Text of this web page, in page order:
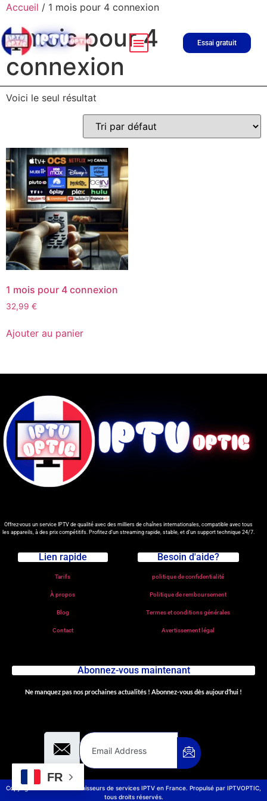
Essai gratuit
Accueil / 1 mois pour 4 connexion
1 mois pour 4
connexion
Voici le seul résultat
1 mois pour 4 connexion
32,99 €
Ajouter au panier
Offrez-vous un service IPTV de qualité avec des milliers de chaînes internationales, compatible avec tous
les appareils, à des prix compétitifs. Profitez d’un streaming rapide, stable, et d’un support technique 24/7.
Lien rapide
Tarifs
À propos
Blog
Contact
Besoin d'aide?
politique de confidentialité
Politique de remboursement
Termes et conditions générales
Avertissement légal
Abonnez-vous maintenant
Ne manquez pas nos prochaines actualités ! Abonnez-vous dès aujourd’hui !
Copyright © Meilleurs fournisseurs de services IPTV en France. Propulsé par IPTVOPTIC,
tous droits réservés.
FR